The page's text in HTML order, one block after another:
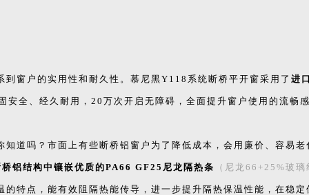
窗户的实用性和耐久性。慕尼黑Y118系统断桥平开窗采用了 进
安全、经久耐用，20万次开启无障碍，全面提升窗户使用的流畅感
道吗？市面上有些断桥铝窗户为了降低成本，会用廉价、容易老
桥铝结构中镶嵌优质的PA66 GF25尼龙隔热条 （尼龙66+25%玻璃
特点，能有效阻隔热能传导，进一步提升隔热保温性能，在稳定